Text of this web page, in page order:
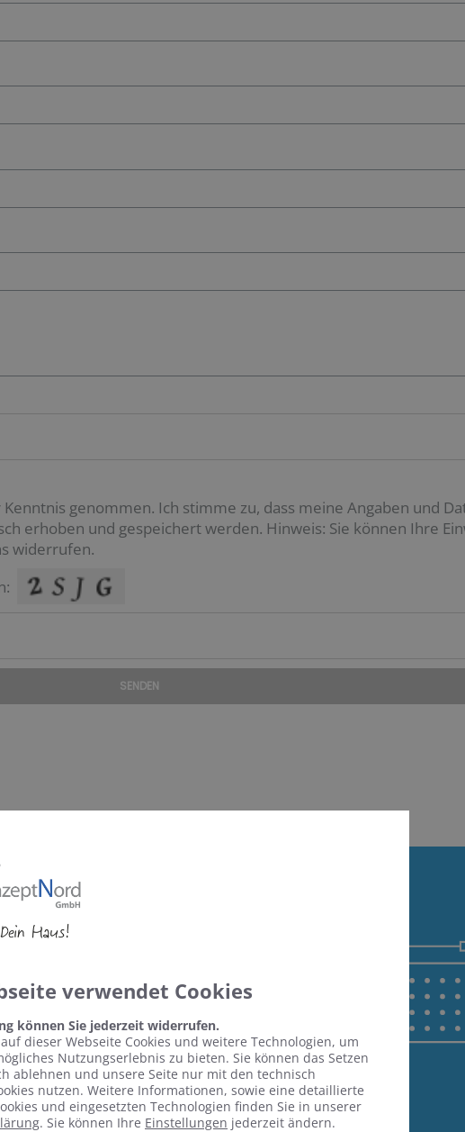
Kenntnis genommen. Ich stimme zu, dass meine Angaben und
erhoben und gespeichert werden. Hinweis: Sie können Ihre
widerrufen.
SENDEN
Termine anfragen!
verwendet Cookies
können Sie jederzeit widerrufen.
dieser Webseite Cookies und weitere Technologien, um
Nutzungserlebnis zu bieten. Sie können das Setzen
ablehnen und unsere Seite nur mit den technisch
nutzen. Weitere Informationen, sowie eine detaillierte
und eingesetzten Technologien finden Sie in unserer
. Sie können Ihre Einstellungen jederzeit ändern.